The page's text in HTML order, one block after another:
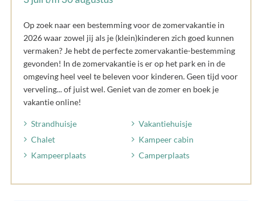
Op zoek naar een bestemming voor de zomervakantie in
2026 waar zowel jij als je (klein)kinderen zich goed kunnen
vermaken? Je hebt de perfecte zomervakantie-bestemming
gevonden! In de zomervakantie is er op het park en in de
omgeving heel veel te beleven voor kinderen. Geen tijd voor
verveling... of juist wel. Geniet van de zomer en boek je
vakantie online!
Strandhuisje
Vakantiehuisje
Chalet
Kampeer cabin
Kampeerplaats
Camperplaats